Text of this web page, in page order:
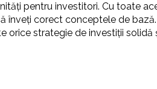
pentru investitori. Cu toate
înveți corect conceptele de
strategie de investiții solidă